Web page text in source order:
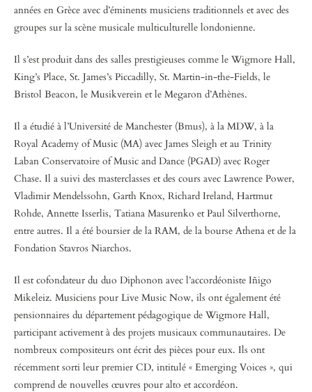
années en Grèce avec d’éminents musiciens traditionnels et avec des
groupes sur la scène musicale multiculturelle londonienne.
Il s’est produit dans des salles prestigieuses comme le Wigmore Hall,
King’s Place, St. James’s Piccadilly, St. Martin-in-the-Fields, le
Bristol Beacon, le Musikverein et le Megaron d’Athènes.
Il a étudié à l’Université de Manchester (Bmus), à la MDW, à la
Royal Academy of Music (MA) avec James Sleigh et au Trinity
Laban Conservatoire of Music and Dance (PGAD) avec Roger
Chase. Il a suivi des masterclasses et des cours avec Lawrence Power,
Vladimir Mendelssohn, Garth Knox, Richard Ireland, Hartmut
Rohde, Annette Isserlis, Tatiana Masurenko et Paul Silverthorne,
entre autres. Il a été boursier de la RAM, de la bourse Athena et de la
Fondation Stavros Niarchos.
Il est cofondateur du duo Diphonon avec l’accordéoniste Iñigo
Mikeleiz. Musiciens pour Live Music Now, ils ont également été
pensionnaires du département pédagogique de Wigmore Hall,
participant activement à des projets musicaux communautaires. De
nombreux compositeurs ont écrit des pièces pour eux. Ils ont
récemment sorti leur premier CD, intitulé « Emerging Voices », qui
comprend de nouvelles œuvres pour alto et accordéon.